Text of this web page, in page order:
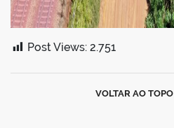
Post Views: 2.751
VOLTAR AO TOPO